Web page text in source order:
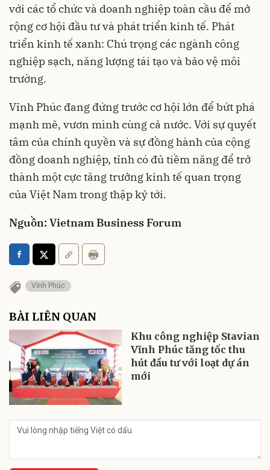
với các tổ chức và doanh nghiệp toàn cầu để mở
rộng cơ hội đầu tư và phát triển kinh tế. Phát
triển kinh tế xanh: Chú trọng các ngành công
nghiệp sạch, năng lượng tái tạo và bảo vệ môi
trường.
Vĩnh Phúc đang đứng trước cơ hội lớn để bứt phá
mạnh mẽ, vươn mình cùng cả nước. Với sự quyết
tâm của chính quyền và sự đồng hành của cộng
đồng doanh nghiệp, tỉnh có đủ tiềm năng để trở
thành một cực tăng trưởng kinh tế quan trọng
của Việt Nam trong thập kỷ tới.
Nguồn: Vietnam Business Forum
Vĩnh Phúc
BÀI LIÊN QUAN
Khu công nghiệp Stavian
Vĩnh Phúc tăng tốc thu
hút đầu tư với loạt dự án
mới